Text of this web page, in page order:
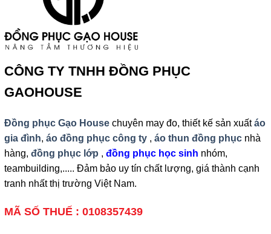
CÔNG TY TNHH ĐỒNG PHỤC
GAOHOUSE
Đồng phục Gạo Housechuyên may đo, thiết kế sản xuấtáo
gia đình, áo đồng phục công ty, áo thun đồng phụcnhà
hàng, đồng phục lớp , đồng phục học sinh nhóm,
teambuilding,..... Đảm bảo uy tín chất lượng, giá thành cạnh
tranh nhất thị trường Việt Nam.
MÃ SỐ THUẾ : 0108357439